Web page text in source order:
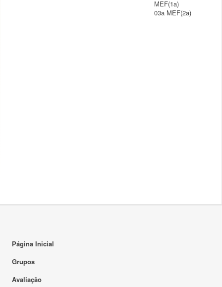
MEF(1a)
03a MEF(2a)
Página Inicial
Grupos
Avaliação